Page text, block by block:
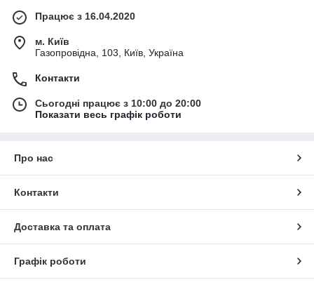
Працює з 16.04.2020
м. Київ
Газопровідна, 103, Київ, Україна
Контакти
Сьогодні працює з 10:00 до 20:00
Показати весь графік роботи
Про нас
Контакти
Доставка та оплата
Графік роботи